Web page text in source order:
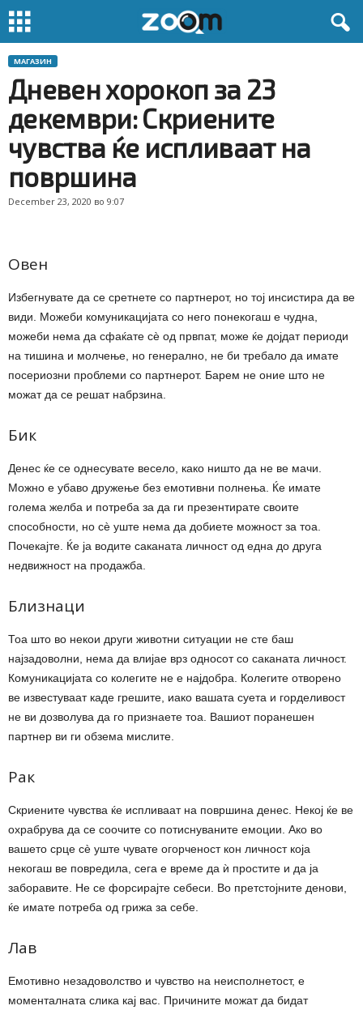
МАГАЗИН
Дневен хорокоп за 23
декември: Скриените
чувства ќе испливаат на
површина
December 23, 2020 во 9:07
Овен
Избегнувате да се сретнете со партнерот, но тој инсистира да ве
види. Можеби комуникацијата со него понекогаш е чудна,
можеби нема да сфаќате сѐ од првпат, може ќе дојдат периоди
на тишина и молчење, но генерално, не би требало да имате
посериозни проблеми со партнерот. Барем не оние што не
можат да се решат набрзина.
Бик
Денес ќе се однесувате весело, како ништо да не ве мачи.
Можно е убаво дружење без емотивни полнења. Ќе имате
голема желба и потреба за да ги презентирате своите
способности, но сè уште нема да добиете можност за тоа.
Почекајте. Ќе ја водите саканата личност од една до друга
недвижност на продажба.
Близнаци
Тоа што во некои други животни ситуации не сте баш
најзадоволни, нема да влијае врз односот со саканата личност.
Комуникацијата со колегите не е најдобра. Колегите отворено
ве известуваат каде грешите, иако вашата суета и горделивост
не ви дозволува да го признаете тоа. Вашиот поранешен
партнер ви ги обзема мислите.
Рак
Скриените чувства ќе испливаат на површина денес. Некој ќе ве
охрабрува да се соочите со потиснуваните емоции. Ако во
вашето срце сè уште чувате огорченост кон личност која
некогаш ве повредила, сега е време да ѝ простите и да ја
заборавите. Не се форсирајте себеси. Во претстојните денови,
ќе имате потреба од грижа за себе.
Лав
Емотивно незадоволство и чувство на неисполнетост, е
моменталната слика кај вас. Причините можат да бидат